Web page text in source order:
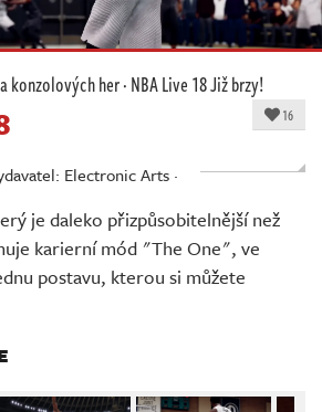
konzolových her·NBA Live 18Již brzy!
16
Electronic Arts ·
je daleko přizpůsobitelnější než
karierní mód "The One", ve
postavu, kterou si můžete